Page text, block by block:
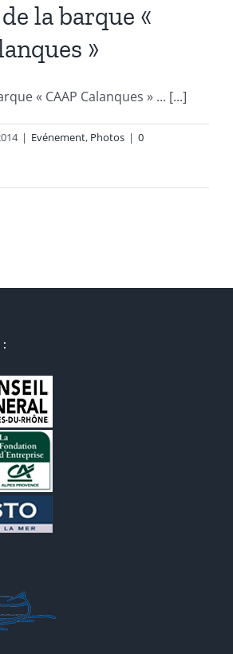
la barque «
»
« CAAP Calanques » ... [...]
| Evénement, Photos | 0
: